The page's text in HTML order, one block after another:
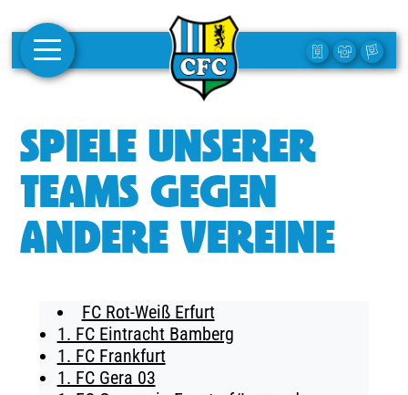
1. MANNSCHAFT
FRAUEN
CAMPUS
CLUBMITGLIEDSCHAFT
BUSINESS
SPIELE UNSERER
TEAMS GEGEN
ANDERE VEREINE
FC Rot-Weiß Erfurt
1. FC Eintracht Bamberg
1. FC Frankfurt
1. FC Gera 03